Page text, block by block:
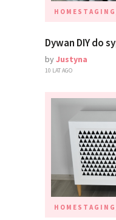
Dywan DIY do
byJustyna
10 LAT AGO